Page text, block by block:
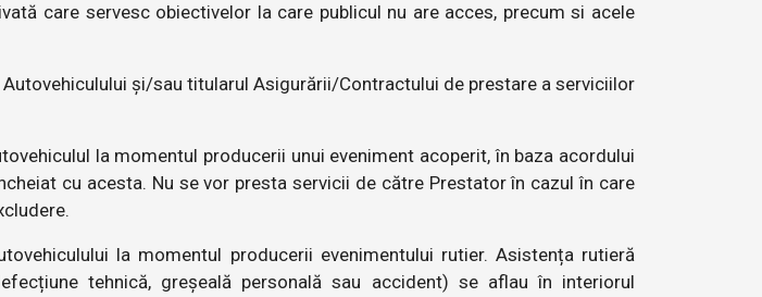
care servesc obiectivelor la care publicul nu are acces, precum si acele
și/sau titularul Asigurării/Contractului de prestare a serviciilor
la momentul producerii unui eveniment acoperit, în baza acordului
cu acesta. Nu se vor presta servicii de către Prestator în cazul în care
la momentul producerii evenimentului rutier. Asistența rutieră
tehnică, greșeală personală sau accident) se aflau în interiorul